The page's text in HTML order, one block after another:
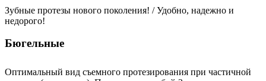
​​Зубные протезы нового поколения! / Удобно, надежно и
недорого!
Бюгельные
Оптимальный вид съемного протезирования при частичной